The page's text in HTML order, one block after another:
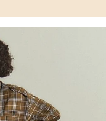
höjdpunkterna